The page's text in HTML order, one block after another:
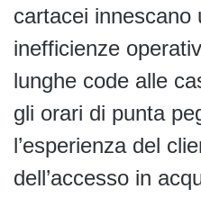
cartacei innescano
inefficienze
lunghe code alle
gli orari di punta
l’esperienza del
dell’accesso in